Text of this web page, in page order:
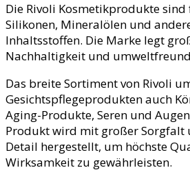
Die Rivoli Kosmetikprodukte sind
Silikonen, Mineralölen und
Inhaltsstoffen. Die Marke legt
Nachhaltigkeit und
Das breite Sortiment von Rivoli
Gesichtspflegeprodukten auch
Aging-Produkte, Seren und
Produkt wird mit großer Sorgfalt
Detail hergestellt, um höchste
Wirksamkeit zu gewährleisten.